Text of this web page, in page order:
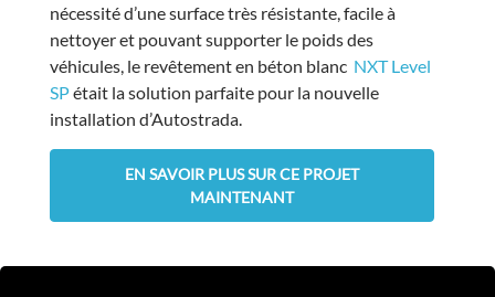
nécessité d’une surface très résistante, facile à
nettoyer et pouvant supporter le poids des
véhicules, le revêtement en béton blanc NXT Level
SPétait la solution parfaite pour la nouvelle
installation d’Autostrada.
EN SAVOIR PLUS SUR CE PROJET
MAINTENANT